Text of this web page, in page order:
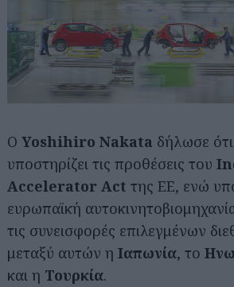
Ο Yoshihiro Nakata δήλωσε
υποστηρίζει τις προθέσεις του
Accelerator Act της ΕΕ, ενώ
ευρωπαϊκή
τις συνεισφορές επιλεγμένων
μεταξύ αυτών η Ιαπωνία, το
και η Τουρκία.